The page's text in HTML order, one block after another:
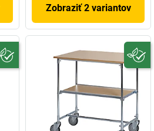
Zobraziť 2 variantov